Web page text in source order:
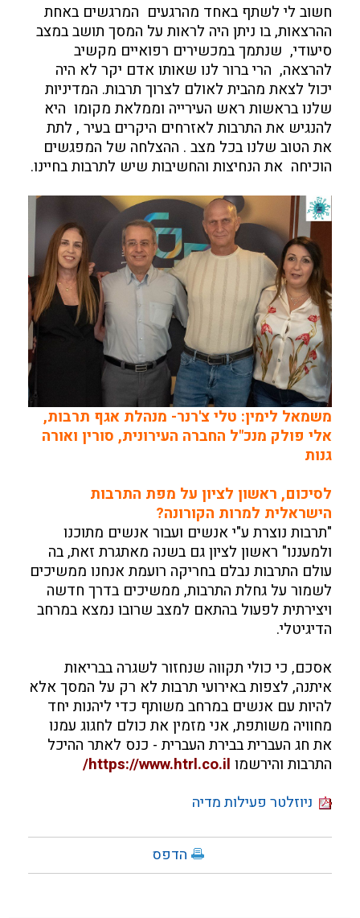
חשוב לי לשתף באחד מהרגעים המרגשים באחת
ההרצאות, בו ניתן היה לראות על המסך תושב במצב
סיעודי, שנתמך במכשירים רפואיים מקשיב
להרצאה, הרי ברור לנו שאותו אדם יקר לא היה
יכול לצאת מהבית לאולם לצרוך תרבות. המדיניות
שלנו בראשות ראש העירייה וממלאת מקומו היא
להנגיש את התרבות לאזרחים היקרים בעיר , לתת
את הטוב שלנו בכל מצב . ההצלחה של המפגשים
הוכיחה את הנחיצות והחשיבות שיש לתרבות בחיינו.
משמאל לימין: טלי צ'רנר- מנהלת אגף תרבות,
אלי פולק מנכ"ל החברה העירונית, סורין ואורה
גנות
לסיכום, ראשון לציון על מפת התרבות
הישראלית למרות הקורונה?
"תרבות נוצרת ע"י אנשים ועבור אנשים מתוכנו
ולמעננו" ראשון לציון גם בשנה מאתגרת זאת, בה
עולם התרבות נבלם בחריקה רועמת אנחנו ממשיכים
לשמור על גחלת התרבות, ממשיכים בדרך חדשה
ויצירתית לפעול בהתאם למצב שרובו נמצא במרחב
הדיגיטלי.
אסכם, כי כולי תקווה שנחזור לשגרה בבריאות
איתנה, לצפות באירועי תרבות לא רק על המסך אלא
להיות עם אנשים במרחב משותף כדי ליהנות יחד
מחוויה משותפת, אני מזמין את כולם לחגוג עמנו
את חג העברית בבירת העברית - כנס לאתר ההיכל
התרבות והירשמו
ניוזלטר פעילות מדיה
הדפס